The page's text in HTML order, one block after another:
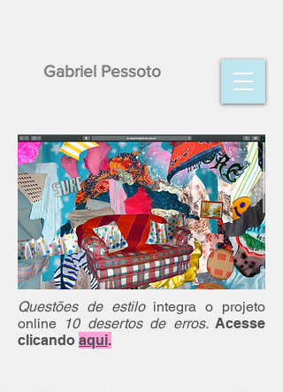
Gabriel Pessoto
Questões de estilointegra o projeto
online 10 desertos de erros.Acesse
clicando aqui.